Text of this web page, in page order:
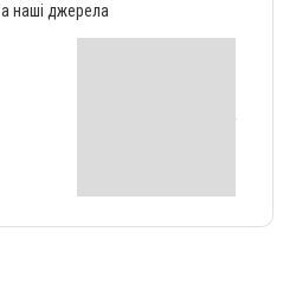
наші джерела